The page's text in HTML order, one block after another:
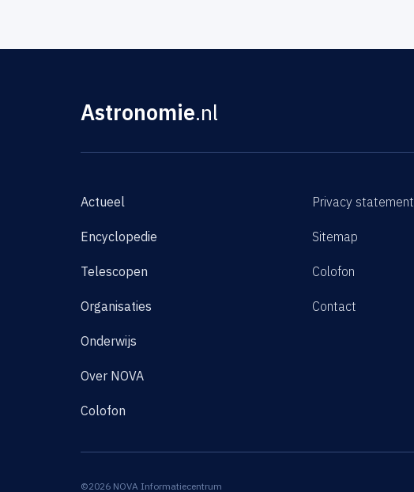
Astronomie.nl
Actueel
Encyclopedie
Telescopen
Organisaties
Onderwijs
Over NOVA
Colofon
Privacy statement
Sitemap
Colofon
Contact
©2026 NOVA Informatiecentrum